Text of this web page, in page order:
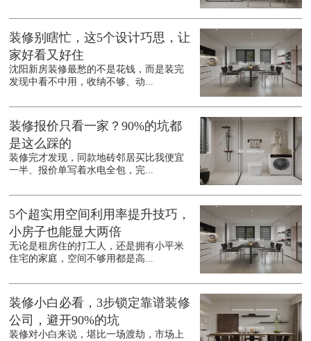
装修别瞎忙，这5个设计巧思，让
家好看又好住
沈阳新房装修最愁的不是花钱，而是装完
发现中看不中用，收纳不够、动...
装修报价只看一家？90%的坑都
是这么踩的
装修完才发现，同款地砖邻居买比我便宜
一半、报价单写着水电全包，完...
5个超实用空间利用率提升技巧，
小房子也能显大两倍
无论是租房住的打工人，还是拥有小平米
住宅的家庭，空间不够用都是高...
装修小白必看，3步锁定靠谱装修
公司，避开90%的坑
装修对小白来说，堪比一场渡劫，市场上